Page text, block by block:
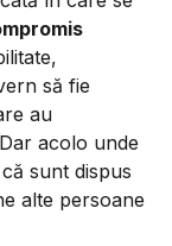
să fie
au
acolo unde
sunt dispus
alte persoane